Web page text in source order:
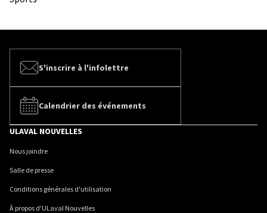
S'inscrire à l'infolettre
Calendrier des événements
ULAVAL NOUVELLES
Nous joindre
Salle de presse
Conditions générales d'utilisation
À propos d'ULaval Nouvelles